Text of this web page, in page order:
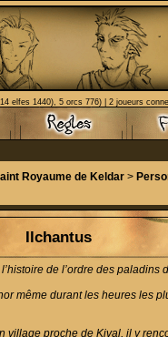
elfes 1440), 5 orcs 776) | 2 joueurs
Royaume de Keldar>
Ilchantus
de l’ordre des paladins
même durant les heures les
village proche de Kival, il y